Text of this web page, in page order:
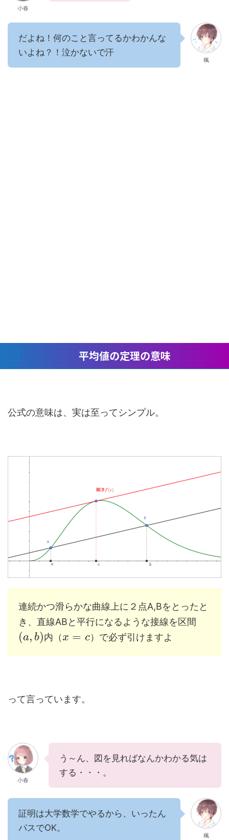
小春
だよね！何のこと言ってるかわかんな
いよね？！泣かないで汗
楓
平均値の定理の意味
公式の意味は、実は至ってシンプル。
連続かつ滑らかな曲線上に２点A,Bをとったと
き、直線ABと平行になるような接線を区間
(a, b)内（x = c）で必ず引けますよ
って言っています。
小春
う～ん、図を見ればなんかわかる気は
する・・・。
証明は大学数学でやるから、いったん
パスでOK。
楓